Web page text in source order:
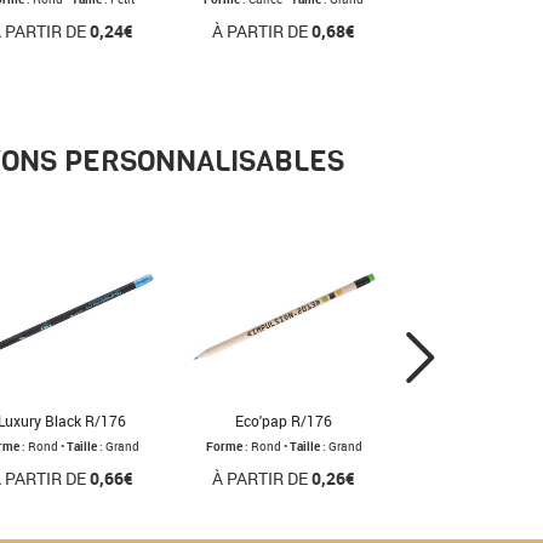
PARTIR DE0,24€ À PARTIR DE0,68€
PERSONNALISABLES
Black R/176
: Rond •Taille: Grand
PARTIR DE0,66€
Eco'pap R/176
Forme: Rond •Taille: Grand
À PARTIR DE0,26€